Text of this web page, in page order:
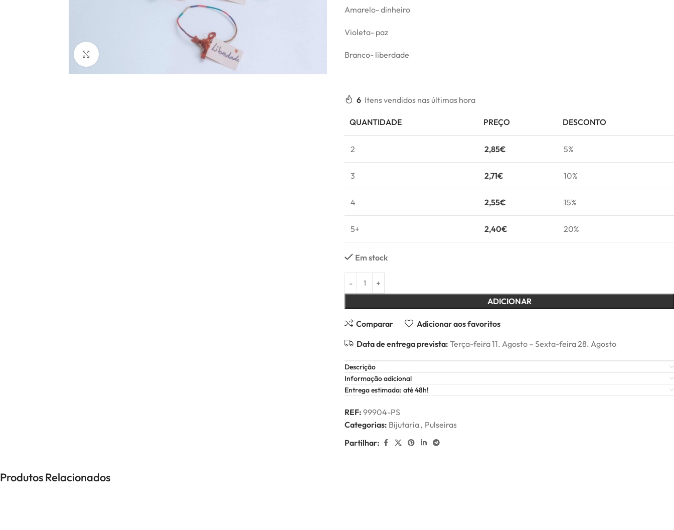
Amarelo- dinheiro
Violeta- paz
Branco- liberdade
6 Itens vendidos nas últimas hora
QUANTIDADE PREÇO DESCONTO
2 2,85€ 5%
3 2,71€ 10%
4 2,55€ 15%
5+ 2,40€ 20%
Em stock
ADICIONAR
Comparar Adicionar aos favoritos
Data de entrega prevista: Terça-feira 11. Agosto – Sexta-feira 28. Agosto
Descrição
Informação adicional
Entrega estimada: até 48h!
REF: 99904-PS
Categorias: Bijutaria, Pulseiras
Partilhar:
Produtos Relacionados